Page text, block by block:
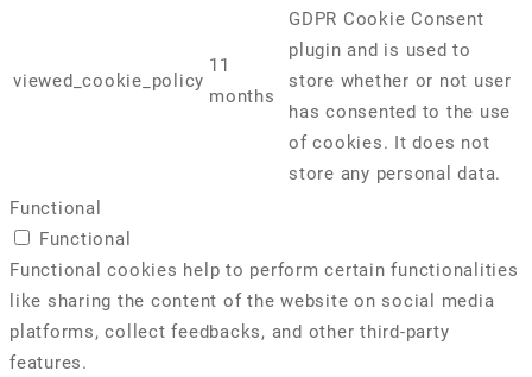
viewed_cookie_policy
11
months
GDPR Cookie Consent
plugin and is used to
store whether or not user
has consented to the use
of cookies. It does not
store any personal data.
Functional
Functional
Functional cookies help to perform certain functionalities
like sharing the content of the website on social media
platforms, collect feedbacks, and other third-party
features.